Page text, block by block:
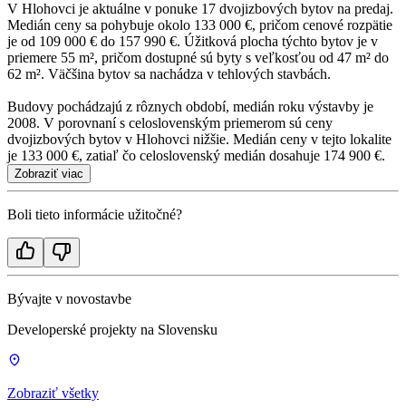
V Hlohovci je aktuálne v ponuke 17 dvojizbových bytov na predaj.
Medián ceny sa pohybuje okolo 133 000 €, pričom cenové rozpätie
je od 109 000 € do 157 990 €. Úžitková plocha týchto bytov je v
priemere 55 m², pričom dostupné sú byty s veľkosťou od 47 m² do
62 m². Väčšina bytov sa nachádza v tehlových stavbách.
Budovy pochádzajú z rôznych období, medián roku výstavby je
2008. V porovnaní s celoslovenským priemerom sú ceny
dvojizbových bytov v Hlohovci nižšie. Medián ceny v tejto lokalite
je 133 000 €, zatiaľ čo celoslovenský medián dosahuje 174 900 €.
Zobraziť viac
Boli tieto informácie užitočné?
Bývajte v novostavbe
Developerské projekty na Slovensku
Zobraziť všetky